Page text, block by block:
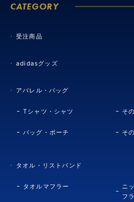
CATEGORY
受注商品
adidasグッズ
アパレル・バッグ
Tシャツ・シャツ そ
バッグ・ポーチ そ
タオル・リストバンド
タオルマフラー
ニ
フ